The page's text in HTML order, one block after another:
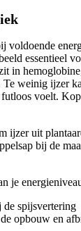
voldoende
essentieel
in
weinig ijzer
voelt.
ijzer uit
bij de
je
de spijsvertering
opbouw en